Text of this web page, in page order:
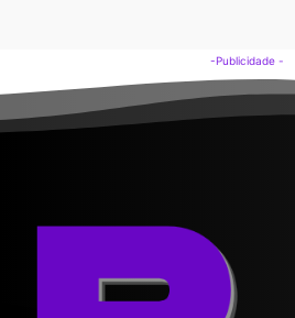
-Publicidade -